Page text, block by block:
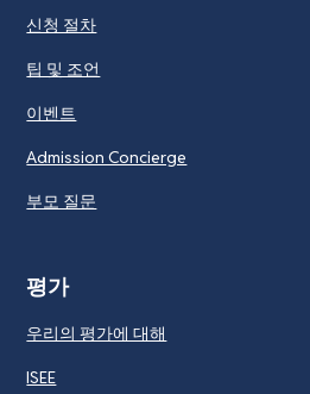
신청 절차
팁 및 조언
이벤트
Admission Concierge
부모 질문
평가
우리의 평가에 대해
ISEE